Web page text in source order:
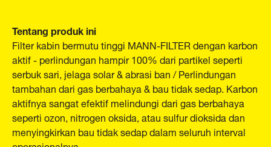
Tentang produk ini
Filter kabin bermutu tinggi MANN-FILTER dengan karbon
aktif - perlindungan hampir 100% dari partikel seperti
serbuk sari, jelaga solar & abrasi ban / Perlindungan
tambahan dari gas berbahaya & bau tidak sedap. Karbon
aktifnya sangat efektif melindungi dari gas berbahaya
seperti ozon, nitrogen oksida, atau sulfur dioksida dan
menyingkirkan bau tidak sedap dalam seluruh interval